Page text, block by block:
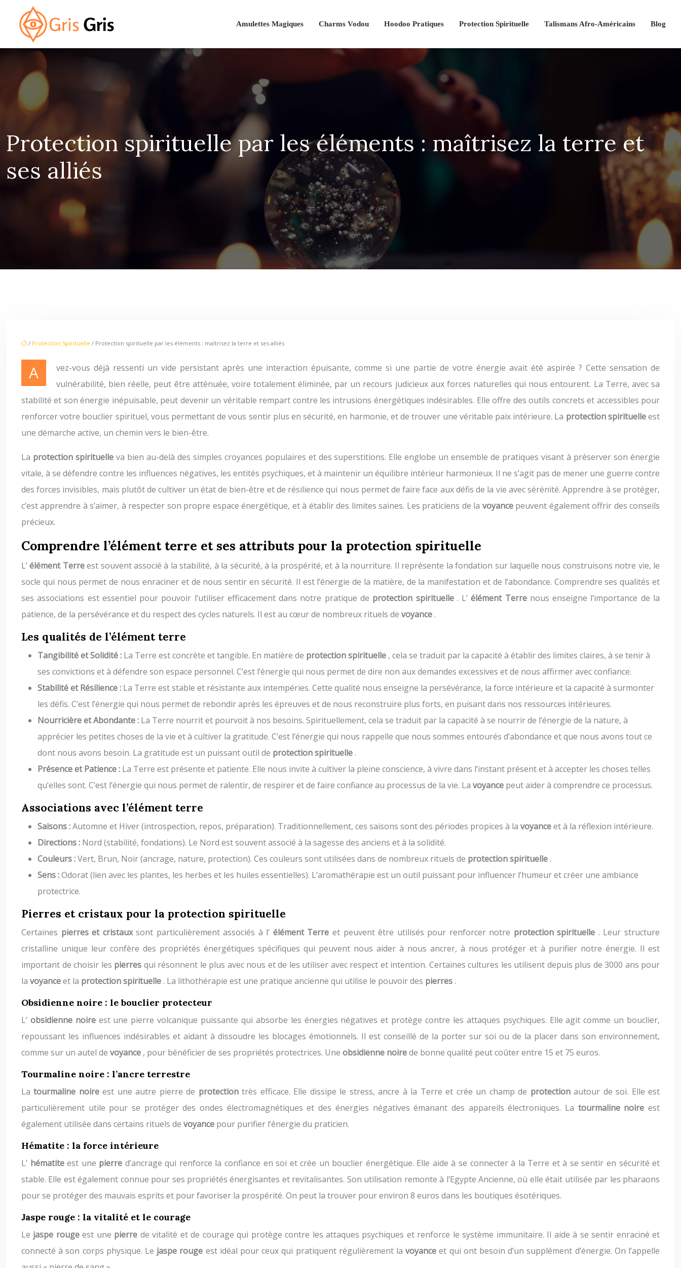
Amulettes Magiques Charms Vodou Hoodoo Pratiques Protection Spirituelle Talismans Afro-Américains Blog
Protection spirituelle par les éléments : maîtrisez la terre et
ses alliés
/ Protection Spirituelle / Protection spirituelle par les éléments : maîtrisez la terre et ses alliés
Avez-vous déjà ressenti un vide persistant après une interaction épuisante, comme si une partie de votre énergie avait été aspirée ? Cette sensation de
vulnérabilité, bien réelle, peut être atténuée, voire totalement éliminée, par un recours judicieux aux forces naturelles qui nous entourent. La Terre, avec sa
stabilité et son énergie inépuisable, peut devenir un véritable rempart contre les intrusions énergétiques indésirables. Elle offre des outils concrets et accessibles pour
renforcer votre bouclier spirituel, vous permettant de vous sentir plus en sécurité, en harmonie, et de trouver une véritable paix intérieure. La protection spirituelleest
une démarche active, un chemin vers le bien-être.
La protection spirituelle va bien au-delà des simples croyances populaires et des superstitions. Elle englobe un ensemble de pratiques visant à préserver son énergie
vitale, à se défendre contre les influences négatives, les entités psychiques, et à maintenir un équilibre intérieur harmonieux. Il ne s’agit pas de mener une guerre contre
des forces invisibles, mais plutôt de cultiver un état de bien-être et de résilience qui nous permet de faire face aux défis de la vie avec sérénité. Apprendre à se protéger,
c’est apprendre à s’aimer, à respecter son propre espace énergétique, et à établir des limites saines. Les praticiens de la voyance peuvent également offrir des conseils
précieux.
Comprendre l’élément terre et ses attributs pour la protection spirituelle
L’élément Terreest souvent associé à la stabilité, à la sécurité, à la prospérité, et à la nourriture. Il représente la fondation sur laquelle nous construisons notre vie, le
socle qui nous permet de nous enraciner et de nous sentir en sécurité. Il est l’énergie de la matière, de la manifestation et de l’abondance. Comprendre ses qualités et
ses associations est essentiel pour pouvoir l’utiliser efficacement dans notre pratique de protection spirituelle . L’élément Terre nous enseigne l’importance de la
patience, de la persévérance et du respect des cycles naturels. Il est au cœur de nombreux rituels de voyance.
Les qualités de l’élément terre
Tangibilité et Solidité : La Terre est concrète et tangible. En matière de protection spirituelle , cela se traduit par la capacité à établir des limites claires, à se tenir à
ses convictions et à défendre son espace personnel. C’est l’énergie qui nous permet de dire non aux demandes excessives et de nous affirmer avec confiance.
Stabilité et Résilience : La Terre est stable et résistante aux intempéries. Cette qualité nous enseigne la persévérance, la force intérieure et la capacité à surmonter
les défis. C’est l’énergie qui nous permet de rebondir après les épreuves et de nous reconstruire plus forts, en puisant dans nos ressources intérieures.
Nourricière et Abondante : La Terre nourrit et pourvoit à nos besoins. Spirituellement, cela se traduit par la capacité à se nourrir de l’énergie de la nature, à
apprécier les petites choses de la vie et à cultiver la gratitude. C’est l’énergie qui nous rappelle que nous sommes entourés d’abondance et que nous avons tout ce
dont nous avons besoin. La gratitude est un puissant outil de protection spirituelle.
Présence et Patience : La Terre est présente et patiente. Elle nous invite à cultiver la pleine conscience, à vivre dans l’instant présent et à accepter les choses telles
qu’elles sont. C’est l’énergie qui nous permet de ralentir, de respirer et de faire confiance au processus de la vie. La voyance peut aider à comprendre ce processus.
Associations avec l’élément terre
Saisons :Automne et Hiver (introspection, repos, préparation). Traditionnellement, ces saisons sont des périodes propices à la voyanceet à la réflexion intérieure.
Directions : Nord (stabilité, fondations). Le Nord est souvent associé à la sagesse des anciens et à la solidité.
Couleurs :Vert, Brun, Noir (ancrage, nature, protection). Ces couleurs sont utilisées dans de nombreux rituels de protection spirituelle.
Sens :Odorat (lien avec les plantes, les herbes et les huiles essentielles). L’aromathérapie est un outil puissant pour influencer l’humeur et créer une ambiance
protectrice.
Pierres et cristaux pour la protection spirituelle
Certaines pierres et cristauxsont particulièrement associés à l’ élément Terreet peuvent être utilisés pour renforcer notre protection spirituelle . Leur structure
cristalline unique leur confère des propriétés énergétiques spécifiques qui peuvent nous aider à nous ancrer, à nous protéger et à purifier notre énergie. Il est
important de choisir les pierres qui résonnent le plus avec nous et de les utiliser avec respect et intention. Certaines cultures les utilisent depuis plus de 3000 ans pour
la voyanceet la protection spirituelle. La lithothérapie est une pratique ancienne qui utilise le pouvoir des pierres.
Obsidienne noire : le bouclier protecteur
L’ obsidienne noire est une pierre volcanique puissante qui absorbe les énergies négatives et protège contre les attaques psychiques. Elle agit comme un bouclier,
repoussant les influences indésirables et aidant à dissoudre les blocages émotionnels. Il est conseillé de la porter sur soi ou de la placer dans son environnement,
comme sur un autel de voyance , pour bénéficier de ses propriétés protectrices. Une obsidienne noirede bonne qualité peut coûter entre 15 et 75 euros.
Tourmaline noire : l’ancre terrestre
Latourmaline noireest une autre pierre de protectiontrès efficace. Elle dissipe le stress, ancre à la Terre et crée un champ de protectionautour de soi. Elle est
particulièrement utile pour se protéger des ondes électromagnétiques et des énergies négatives émanant des appareils électroniques. La tourmaline noireest
également utilisée dans certains rituels de voyance pour purifier l’énergie du praticien.
Hématite : la force intérieure
L’ hématiteest une pierre d’ancrage qui renforce la confiance en soi et crée un bouclier énergétique. Elle aide à se connecter à la Terre et à se sentir en sécurité et
stable. Elle est également connue pour ses propriétés énergisantes et revitalisantes. Son utilisation remonte à l’Egypte Ancienne, où elle était utilisée par les pharaons
pour se protéger des mauvais esprits et pour favoriser la prospérité. On peut la trouver pour environ 8 euros dans les boutiques ésotériques.
Jaspe rouge : la vitalité et le courage
Le jaspe rougeest une pierre de vitalité et de courage qui protège contre les attaques psychiques et renforce le système immunitaire. Il aide à se sentir enraciné et
connecté à son corps physique. Le jaspe rouge est idéal pour ceux qui pratiquent régulièrement lavoyanceet qui ont besoin d’un supplément d’énergie. On l’appelle